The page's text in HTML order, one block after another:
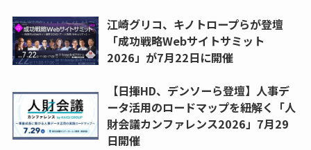
江崎グリコ、キノトロープらが登壇
「成功戦略Webサイトサミット
2026」が7月22日に開催
【日揮HD、デンソーら登壇】人事デ
ータ活用のロードマップを紐解く「人
財会議カンファレンス2026」7月29
日開催